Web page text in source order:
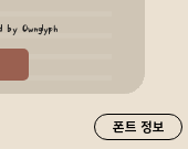
Ownglyph
폰트 정보